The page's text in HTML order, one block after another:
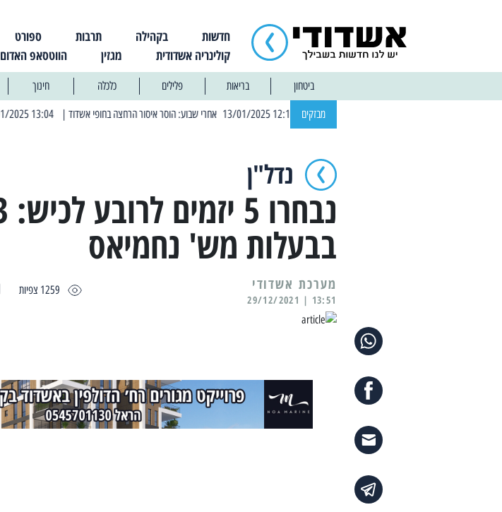
חדשות בקהילה תרבות
ספורט
קולינריה אשדודית
מגזין הווטסאפ האדום
ביטחון בריאות פלילים כלכלה חינוך
מבזקים | 13:04 14/01/2025 עובדים בלילות: עבודות קרצוף וריבוד אספלט
נדל"ן
בבעלות מש' נחמיאס
1259 צפיות מערכת אשדודי
13:51 | 29/12/2021